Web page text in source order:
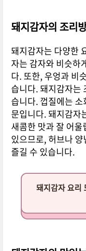
돼지감자의 조리
돼지감자는 다양한
자는 감자와 비슷하
다. 또한, 우엉과 비
습니다. 돼지감자는
습니다. 껍질에는
문입니다. 돼지감자
새콤한 맛과 잘 어
있으므로, 허브나
즐길 수 있습니다.
돼지감자 요리